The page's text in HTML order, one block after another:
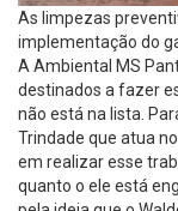
As limpezas
implementação do
A Ambiental MS
destinados a fazer
não está na lista.
Trindade que atua
em realizar esse
quanto o ele está